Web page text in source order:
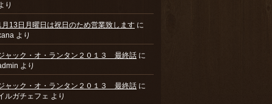
り
月13日月曜日は祝日のため営業致します に
より
ャック・オ・ランタン２０１３ 最終話 に
より
ャック・オ・ランタン２０１３ 最終話 に
ルガチェフェ より